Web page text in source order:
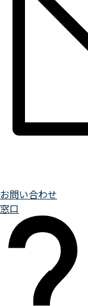
お問い合わせ
窓口